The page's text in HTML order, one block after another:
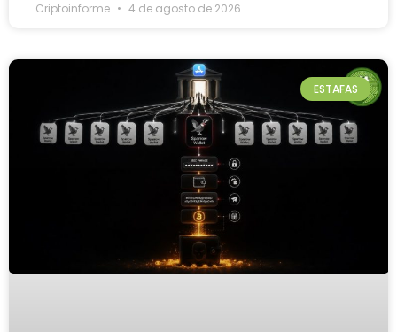
Criptoinforme 4 de agosto de 2026
ESTAFAS